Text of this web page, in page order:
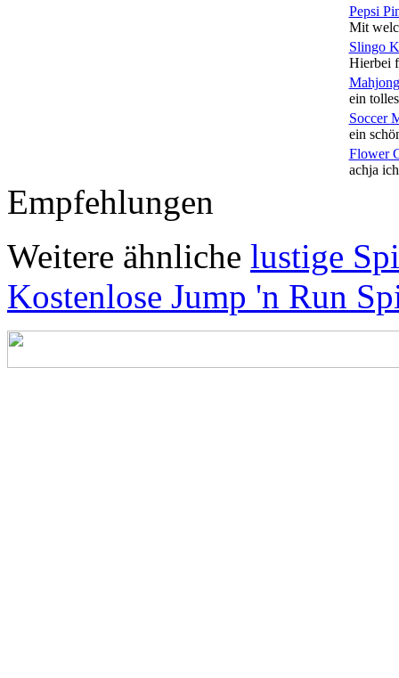
Pepsi
Mit
Slingo
Hierbei
ein
Soccer
ein
Flower
achja
Empfehlungen
Weitere ähnliche lustige
Kostenlose Jump 'n Run